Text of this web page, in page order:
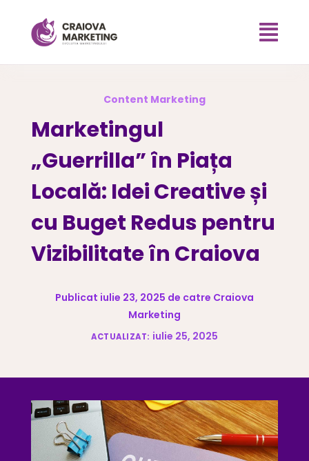

Content Marketing
Marketingul
„Guerrilla” în Piața
Locală: Idei Creative și
cu Buget Redus pentru
Vizibilitate în Craiova
Publicat iulie 23, 2025 de catre Craiova
Marketing
ACTUALIZAT: iulie 25, 2025